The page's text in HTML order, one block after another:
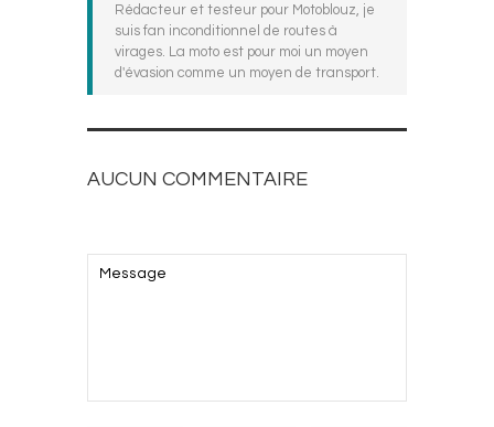
Rédacteur et testeur pour Motoblouz, je
suis fan inconditionnel de routes à
virages. La moto est pour moi un moyen
d'évasion comme un moyen de transport.
AUCUN COMMENTAIRE